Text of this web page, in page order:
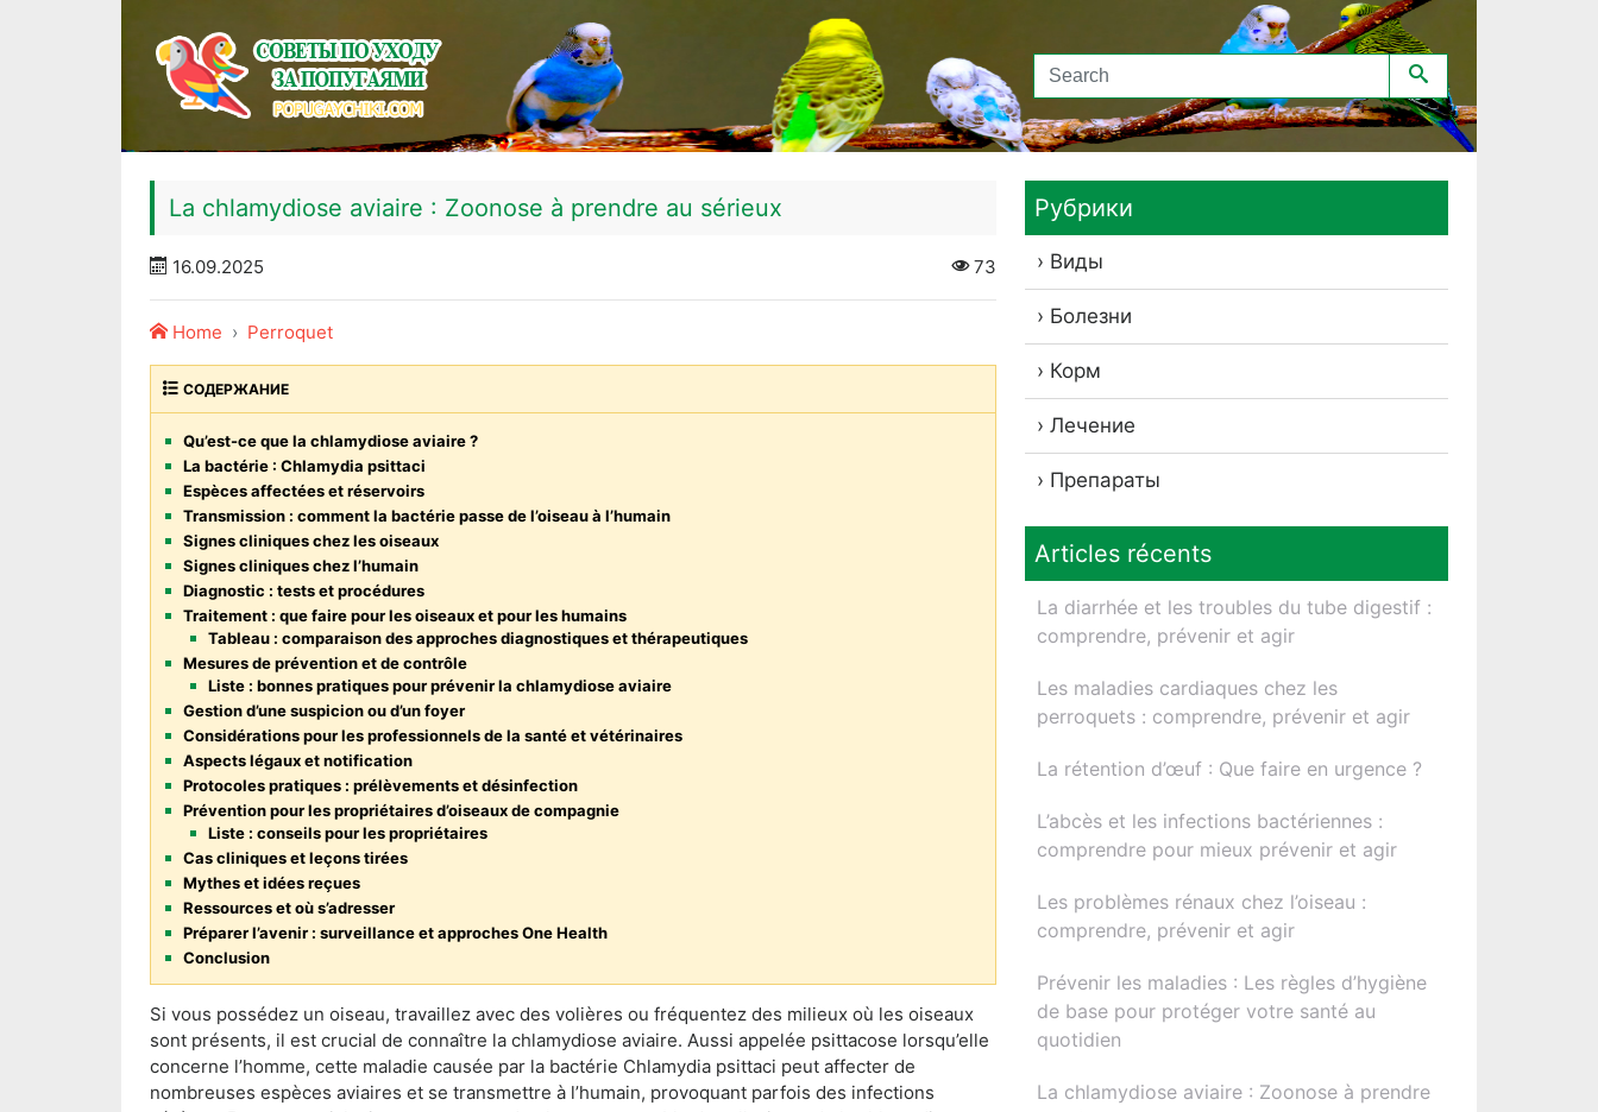
La chlamydiose aviaire : Zoonose à prendre au sérieux
16.09.2025 73
Home Perroquet
СОДЕРЖАНИЕ
Qu’est-ce que la chlamydiose aviaire ?
La bactérie : Chlamydia psittaci
Espèces affectées et réservoirs
Transmission : comment la bactérie passe de l’oiseau à l’humain
Signes cliniques chez les oiseaux
Signes cliniques chez l’humain
Diagnostic : tests et procédures
Traitement : que faire pour les oiseaux et pour les humains
Tableau : comparaison des approches diagnostiques et thérapeutiques
Mesures de prévention et de contrôle
Liste : bonnes pratiques pour prévenir la chlamydiose aviaire
Gestion d’une suspicion ou d’un foyer
Considérations pour les professionnels de la santé et vétérinaires
Aspects légaux et notification
Protocoles pratiques : prélèvements et désinfection
Prévention pour les propriétaires d’oiseaux de compagnie
Liste : conseils pour les propriétaires
Cas cliniques et leçons tirées
Mythes et idées reçues
Ressources et où s’adresser
Préparer l’avenir : surveillance et approches One Health
Conclusion
Si vous possédez un oiseau, travaillez avec des volières ou fréquentez des milieux où les oiseaux
sont présents, il est crucial de connaître la chlamydiose aviaire. Aussi appelée psittacose lorsqu’elle
concerne l’homme, cette maladie causée par la bactérie Chlamydia psittaci peut affecter de
nombreuses espèces aviaires et se transmettre à l’humain, provoquant parfois des infections
Рубрики
Виды
Болезни
Корм
Лечение
Препараты
Articles récents
La diarrhée et les troubles du tube digestif :
comprendre, prévenir et agir
Les maladies cardiaques chez les
perroquets : comprendre, prévenir et agir
La rétention d’œuf : Que faire en urgence ?
L’abcès et les infections bactériennes :
comprendre pour mieux prévenir et agir
Les problèmes rénaux chez l’oiseau :
comprendre, prévenir et agir
Prévenir les maladies : Les règles d’hygiène
de base pour protéger votre santé au
quotidien
La chlamydiose aviaire : Zoonose à prendre